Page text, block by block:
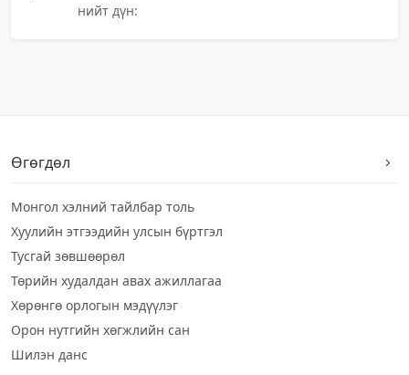
нийт дүн:
Өгөгдөл
Монгол хэлний тайлбар толь
Хуулийн этгээдийн улсын бүртгэл
Тусгай зөвшөөрөл
Төрийн худалдан авах ажиллагаа
Хөрөнгө орлогын мэдүүлэг
Орон нутгийн хөгжлийн сан
Шилэн данс